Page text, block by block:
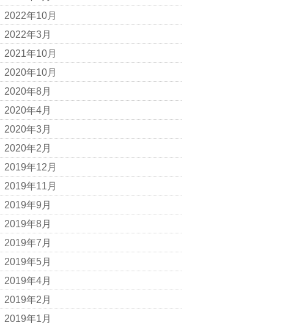
2022年10月
2022年3月
2021年10月
2020年10月
2020年8月
2020年4月
2020年3月
2020年2月
2019年12月
2019年11月
2019年9月
2019年8月
2019年7月
2019年5月
2019年4月
2019年2月
2019年1月